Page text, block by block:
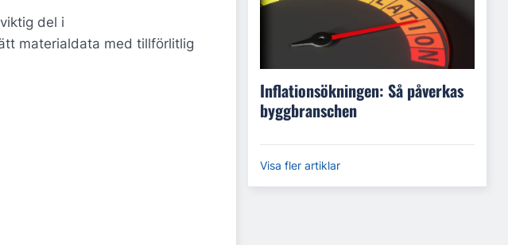
del i
materialdata med tillförlitlig
Inflationsökningen: Så påverkas
byggbranschen
Visa fler artiklar